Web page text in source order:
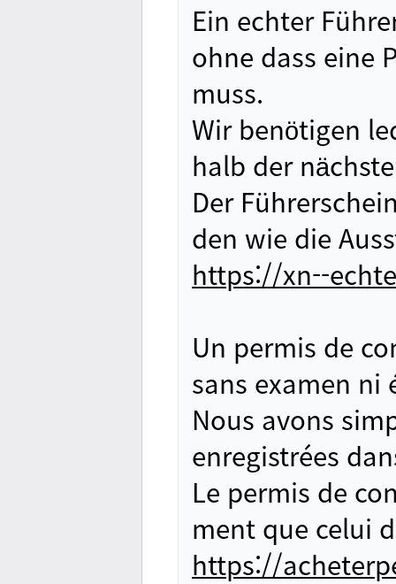
Ein echter
ohne dass eine
muss.
Wir benötigen
halb der
Der
den wie die
https://xn--
Un permis de
sans examen ni
Nous avons
enregistrées
Le permis de
ment que celui
https://